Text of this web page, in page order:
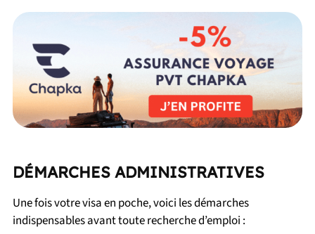
DÉMARCHES ADMINISTRATIVES
Une fois votre visa en poche, voici les démarches
indispensables avant toute recherche d’emploi :